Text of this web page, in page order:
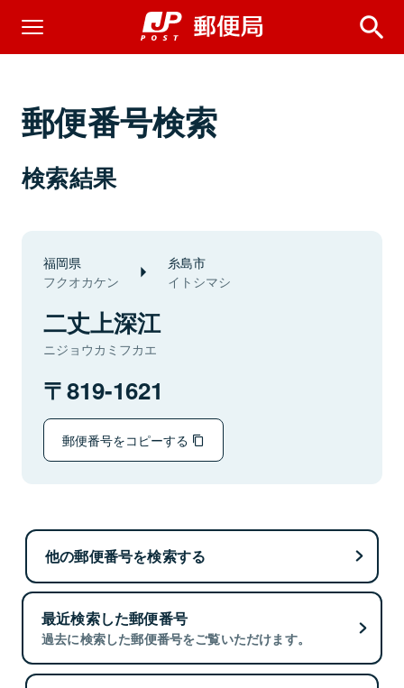
郵便番号検索
検索結果
福岡県
フクオカケン
糸島市
イトシマシ
二丈上深江
ニジョウカミフカエ
819-1621
郵便番号をコピーする
他の郵便番号を検索する
最近検索した郵便番号
過去に検索した郵便番号をご覧いただけます。